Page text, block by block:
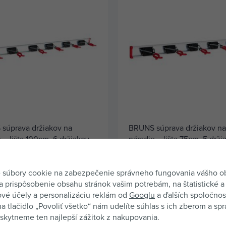
súprava držiakov na
– lišta 100cm, 6 držiakov,
kvalita od značkového
Systém Bruns dodrží, čo
vysoká nosnosť; na
10 kg. Maximálna
každej koľajnice 40 kg
1 ks 26,33 €
KÚPIŤ
BRUNS súprava držiakov na
náradie – lišta 75cm, 5
sľubuje. Extrémne vysoká
držiak prístroja 10 kg. Maximálna
nosnosť každej koľajnice 40 kg
skladom 2 ks
súbory cookie na zabezpečenie správneho fungovania vášho
prispôsobenie obsahu stránok vašim potrebám, na štatistické a
účely a personalizáciu reklám od Googlu a ďalších
tlačidlo „Povoliť všetko“ nám udelíte súhlas s ich zberom a
ten najlepší zážitok z nakupovania.